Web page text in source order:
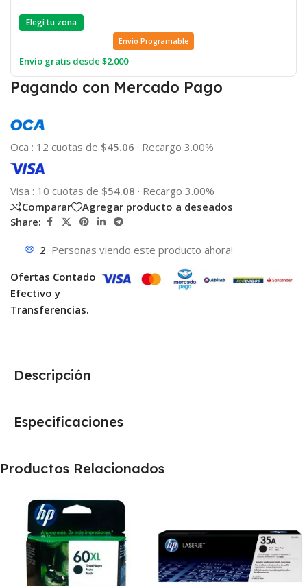
Elegí tu zona
Envio Programable
Envío gratis desde $2.000
Pagando con Mercado Pago
Oca : 12 cuotas de $45.06 · Recargo 3.00%
Visa : 10 cuotas de $54.08 · Recargo 3.00%
Comparar
Agregar producto a deseados
Share:
2 Personas viendo este producto ahora!
Ofertas Contado
Efectivo y
Transferencias.
Descripción
Especificaciones
Productos Relacionados